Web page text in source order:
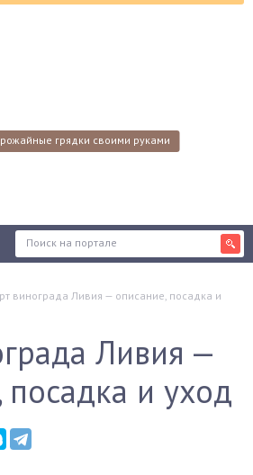
грядки своими руками
винограда Ливия — описание, посадка и
Ливия —
посадка и уход